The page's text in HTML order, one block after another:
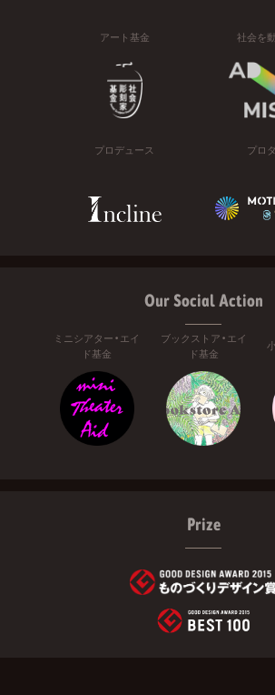
アート基金 社会を
プロデュース プロ
Our Social Action
ミニシアター・エイ
ド基金
ブックストア・エイ
ド基金
Prize